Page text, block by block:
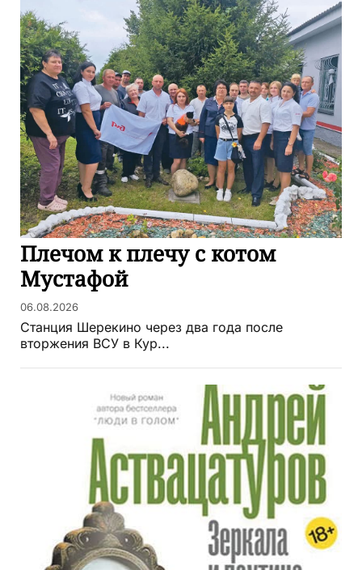
Плечом к плечу с котом
Мустафой
06.08.2026
Станция Шерекино через два года после
вторжения ВСУ в Кур...